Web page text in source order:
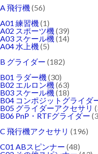
A 飛行機(56)
A01 練習機(1)
A02 スポーツ機(39)
A03 スケール機(14)
A04 水上機(5)
B グライダー (182)
B01 ラダー機(30)
B02 エルロン機(63)
B03 スケール機(18)
B04 コンポジットグライダ
B05 グライダーアクセサリ
B06 PnP・RTFグライダー
C 飛行機アクセサリ (196)
C01 ABスピンナー (48)